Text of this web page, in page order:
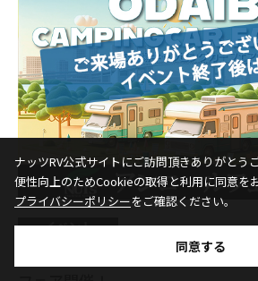
イベント
『お台場キャンピングカーフェア
ナッツRV公式サイトにご訪問頂きありがとう
便性向上のためCookieの取得と利用に同意を
プライバシーポリシーをご確認ください。
同意する